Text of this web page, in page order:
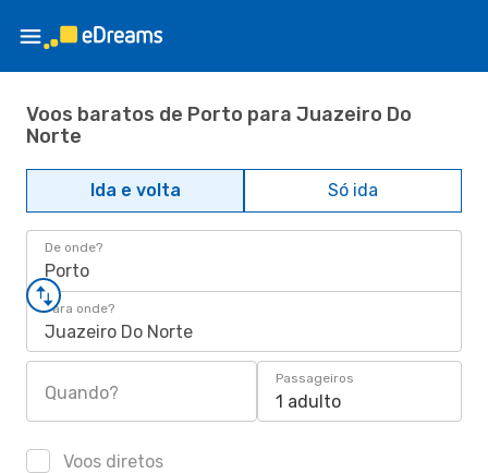
Voos baratos de Porto para Juazeiro Do
Norte
Ida e volta Só ida
De onde?
Porto
Para onde?
Juazeiro Do Norte
Quando?
Passageiros
1 adulto
Voos diretos